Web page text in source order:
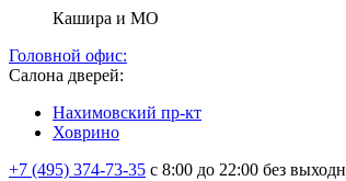
Кашира и МО
Головной офис:
Салона дверей:
Нахимовский пр-кт
Ховрино
+7 (495) 374-73-35 с 8:00 до 22:00 без